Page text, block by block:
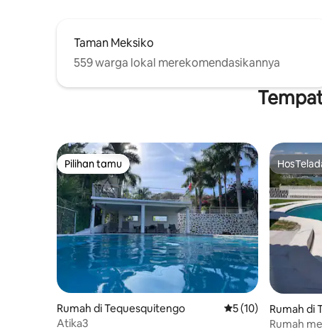
Taman Meksiko
559 warga lokal merekomendasikannya
Pilihan tamu
Pilihan tamu
Rumah di Tequesquitengo Nilai rata-rata 5 dari
5 (10)
Atika3
Rumah di
Rumah